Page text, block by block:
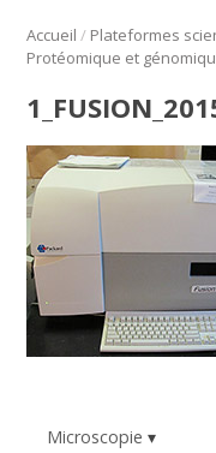
Accueil /
Protéomique et
Microscopie